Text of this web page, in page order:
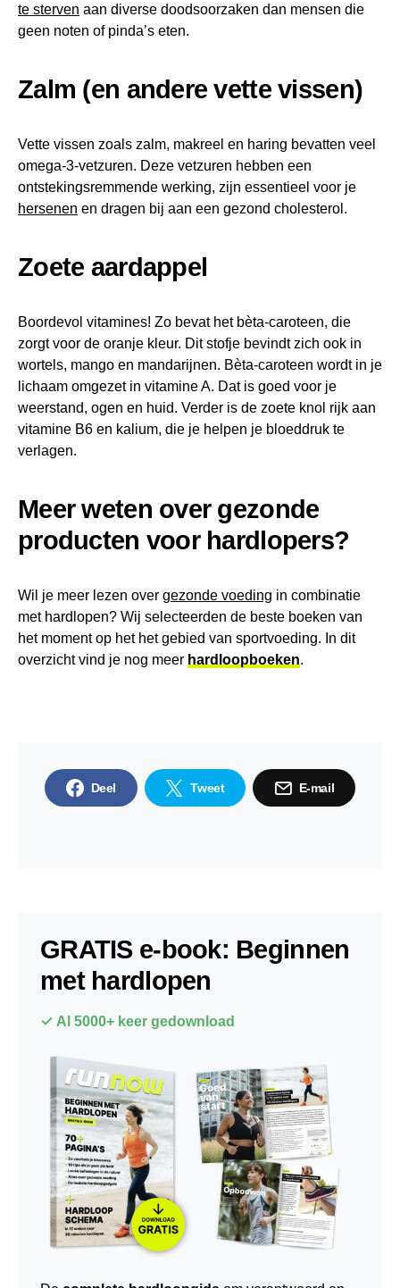
te sterven aan diverse doodsoorzaken dan mensen die
geen noten of pinda’s eten.
Zalm (en andere vette vissen)
Vette vissen zoals zalm, makreel en haring bevatten veel
omega-3-vetzuren. Deze vetzuren hebben een
ontstekingsremmende werking, zijn essentieel voor je
hersenen en dragen bij aan een gezond cholesterol.
Zoete aardappel
Boordevol vitamines! Zo bevat het bèta-caroteen, die
zorgt voor de oranje kleur. Dit stofje bevindt zich ook in
wortels, mango en mandarijnen. Bèta-caroteen wordt in je
lichaam omgezet in vitamine A. Dat is goed voor je
weerstand, ogen en huid. Verder is de zoete knol rijk aan
vitamine B6 en kalium, die je helpen je bloeddruk te
verlagen.
Meer weten over gezonde
producten voor hardlopers?
Wil je meer lezen over gezonde voeding in combinatie
met hardlopen? Wij selecteerden de beste boeken van
het moment op het het gebied van sportvoeding. In dit
overzicht vind je nog meer hardloopboeken.
Deel Tweet E-mail
GRATIS e-book: Beginnen
met hardlopen
✓ Al 5000+ keer gedownload